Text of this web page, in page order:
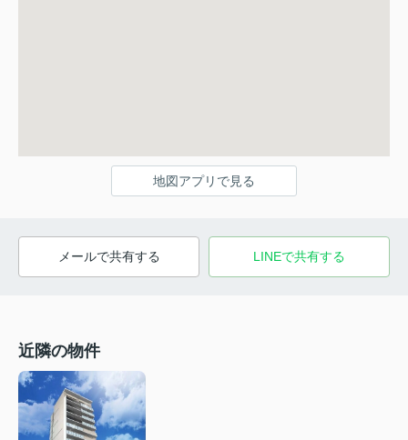
地図アプリで見る
メールで共有する LINEで共有する
近隣の物件